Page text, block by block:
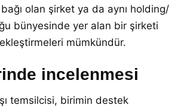
olan şirket ya da aynı holding/
bünyesinde yer alan bir şirketi
mümkündür.
incelenmesi
temsilcisi, birimin destek